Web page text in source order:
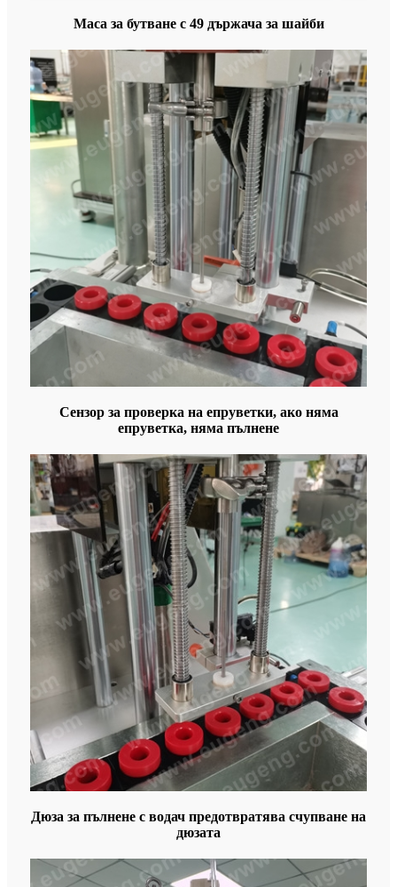
Маса за бутване с 49 държача за шайби
Сензор за проверка на епруветки, ако няма
епруветка, няма пълнене
Дюза за пълнене с водач предотвратява счупване на
дюзата